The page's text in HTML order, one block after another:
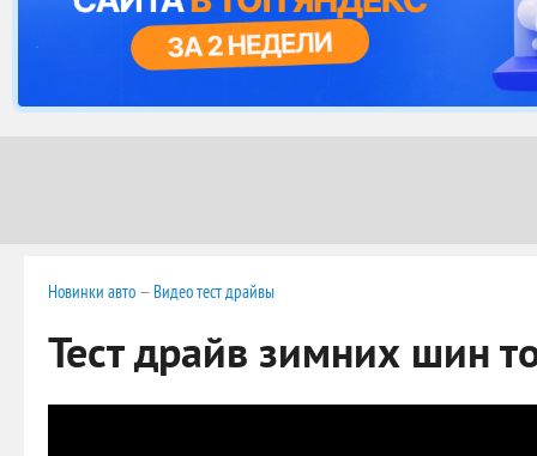
Новинки авто — Видео тест драйвы
Тест драйв зимних шин